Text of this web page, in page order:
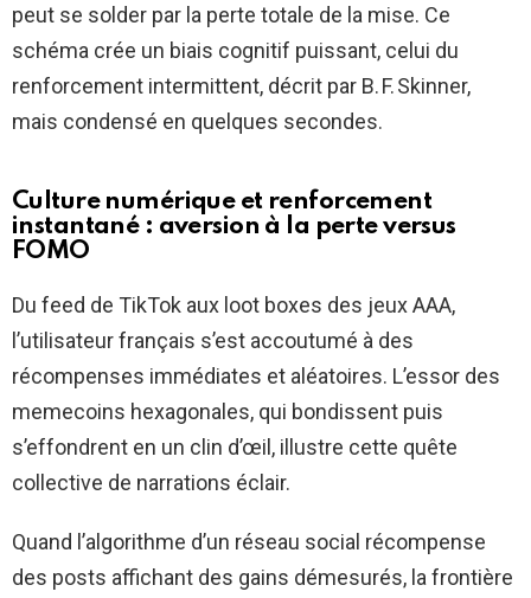
peut se solder par la perte totale de la mise. Ce
schéma crée un biais cognitif puissant, celui du
renforcement intermittent, décrit par B. F. Skinner,
mais condensé en quelques secondes.
Culture numérique et renforcement
instantané : aversion à la perte versus
FOMO
Du feed de TikTok aux loot boxes des jeux AAA,
l’utilisateur français s’est accoutumé à des
récompenses immédiates et aléatoires. L’essor des
memecoins hexagonales, qui bondissent puis
s’effondrent en un clin d’œil, illustre cette quête
collective de narrations éclair.
Quand l’algorithme d’un réseau social récompense
des posts affichant des gains démesurés, la frontière